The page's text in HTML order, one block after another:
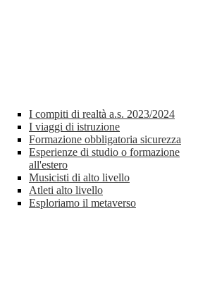
I compiti di realtà a.s. 2023/2024
I viaggi di istruzione
Formazione obbligatoria sicurezza
Esperienze di studio o formazione
all'estero
Musicisti di alto livello
Atleti alto livello
Esploriamo il metaverso